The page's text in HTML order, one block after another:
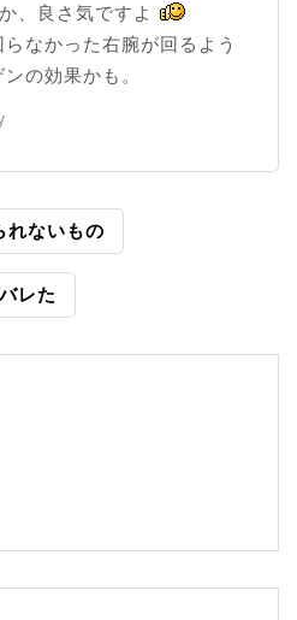
、良さ気ですよ
なかった右腕が回るよう
の効果かも。
れないもの
バレた